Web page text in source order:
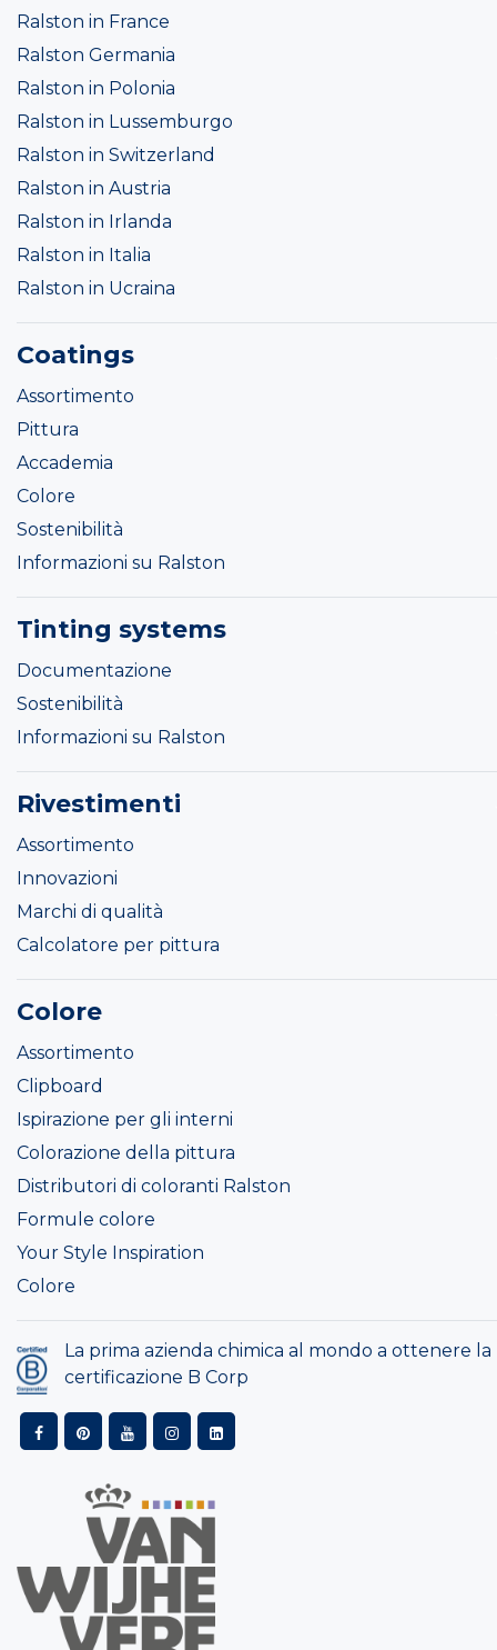
Ralston in France
Ralston Germania
Ralston in Polonia
Ralston in Lussemburgo
Ralston in Switzerland
Ralston in Austria
Ralston in Irlanda
Ralston in Italia
Ralston in Ucraina
Coatings
Assortimento
Pittura
Accademia
Colore
Sostenibilità
Informazioni su Ralston
Tinting systems
Documentazione
Sostenibilità
Informazioni su Ralston
Rivestimenti
Assortimento
Innovazioni
Marchi di qualità
Calcolatore per pittura
Colore
Assortimento
Clipboard
Ispirazione per gli interni
Colorazione della pittura
Distributori di coloranti Ralston
Formule colore
Your Style Inspiration
Colore
La prima azienda chimica al mondo a ottenere la
certificazione B Corp